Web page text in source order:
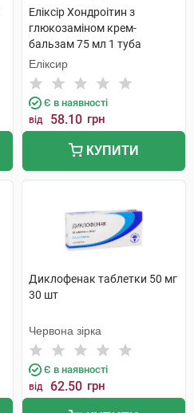
Еліксір Хондроітин з
глюкозаміном крем-
бальзам 75 мл 1 туба
Еліксир
Є в наявності
від 58.10 грн
КУПИТИ
Диклофенак таблетки 50 мг
30 шт
Червона зірка
Є в наявності
від 62.50 грн